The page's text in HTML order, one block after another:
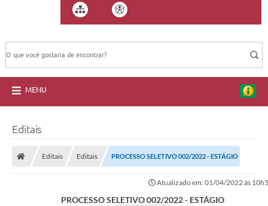
MENU
Editais
Editais Editais PROCESSO SELETIVO 002/2022 - ESTÁGIO
Atualizado em: 01/04/2022 às
PROCESSO SELETIVO 002/2022 - ESTÁGIO